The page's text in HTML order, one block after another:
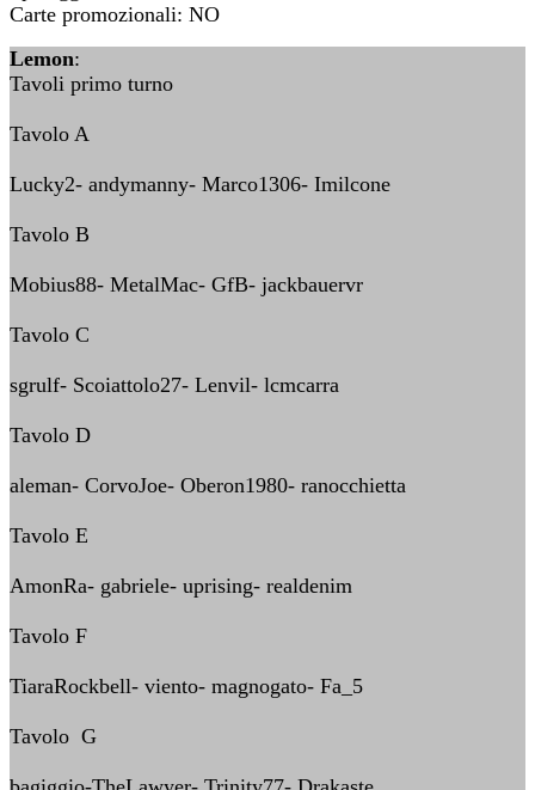
Carte promozionali: NO
Lemon:
Tavoli primo turno
Tavolo A
Lucky2- andymanny- Marco1306- Imilcone
Tavolo B
Mobius88- MetalMac- GfB- jackbauervr
Tavolo C
sgrulf- Scoiattolo27- Lenvil- lcmcarra
Tavolo D
aleman- CorvoJoe- Oberon1980- ranocchietta
Tavolo E
AmonRa- gabriele- uprising- realdenim
Tavolo F
TiaraRockbell- viento- magnogato- Fa_5
Tavolo G